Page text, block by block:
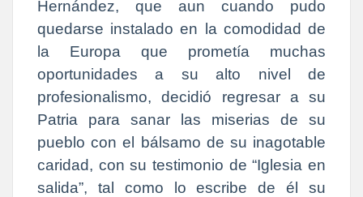
Hernández, que aun cuando pudo
quedarse instalado en la comodidad de
la Europa que prometía muchas
oportunidades a su alto nivel de
profesionalismo, decidió regresar a su
Patria para sanar las miserias de su
pueblo con el bálsamo de su inagotable
caridad, con su testimonio de “Iglesia en
salida”, tal como lo escribe de él su